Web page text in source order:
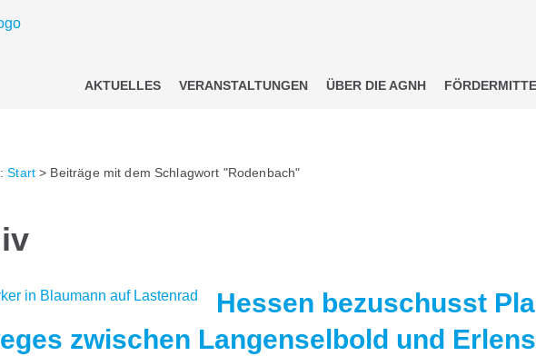
AKTUELLES VERANSTALTUNGEN ÜBER DIE AGNH
Start > Beiträge mit dem Schlagwort "Rodenbach"
Hessen bezuschusst
zwischen Langenselbold und